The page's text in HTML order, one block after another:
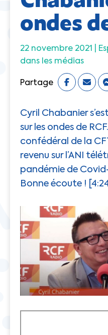
ondes
22 novembre 2021 |
dans les médias
Partage
Cyril Chabanier
sur les ondes de
confédéral de la
revenu sur l’ANI
pandémie de
Bonne écoute !